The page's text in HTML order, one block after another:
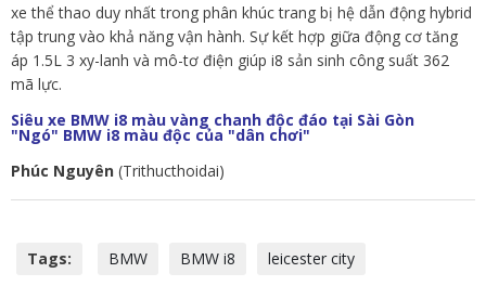
xe thể thao duy nhất trong phân khúc trang bị hệ dẫn động hybrid
tập trung vào khả năng vận hành. Sự kết hợp giữa động cơ tăng
áp 1.5L 3 xy-lanh và mô-tơ điện giúp i8 sản sinh công suất 362
mã lực.
Siêu xe BMW i8 màu vàng chanh độc đáo tại Sài Gòn
"Ngó" BMW i8 màu độc của "dân chơi"
Phúc Nguyên (Trithucthoidai)
Tags: BMW BMW i8 leicester city